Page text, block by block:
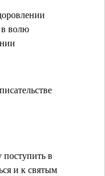
волю
в
и к святым